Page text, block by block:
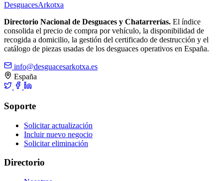
DesguacesArkotxa
Directorio Nacional de Desguaces y Chatarrerías. El índice
consolida el precio de compra por vehículo, la disponibilidad de
recogida a domicilio, la gestión del certificado de destrucción y el
catálogo de piezas usadas de los desguaces operativos en España.
info@desguacesarkotxa.es
España
Soporte
Solicitar actualización
Incluir nuevo negocio
Solicitar eliminación
Directorio